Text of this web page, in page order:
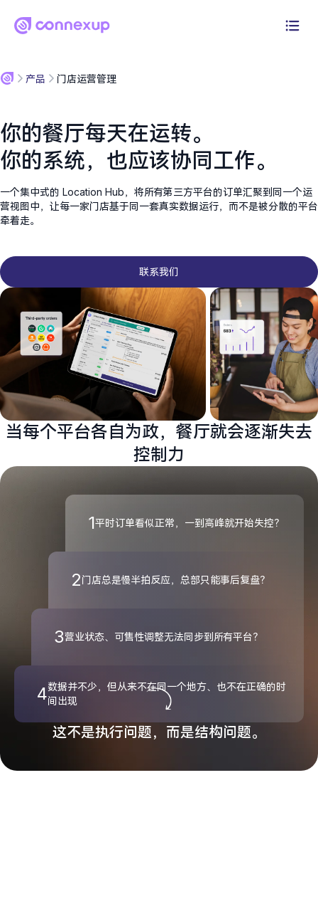
解决方案
资源
开始免费试用30天
产品 门店运营管理
你的餐厅每天在运转。
你的系统，也应该协同工作。
一个集中式的 Location Hub，将所有第三方平台的订单汇聚到同一个运
营视图中，让每一家门店基于同一套真实数据运行，而不是被分散的平台
牵着走。
联系我们
当每个平台各自为政，餐厅就会逐渐失去
控制力
1平时订单看似正常，一到高峰就开始失控？
2门店总是慢半拍反应，总部只能事后复盘？
3营业状态、可售性调整无法同步到所有平台？
4数据并不少，但从来不在同一个地方、也不在正确的时
间出现
这不是执行问题，而是结构问题。